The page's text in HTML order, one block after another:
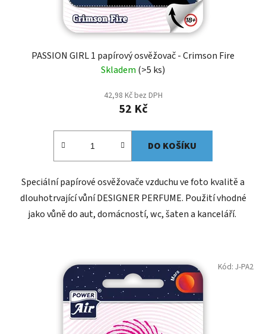
PASSION GIRL 1 papírový osvěžovač - Crimson Fire
Skladem (>5 ks)
42,98 Kč bez DPH
52 Kč
DO KOŠÍKU
Speciální papírové osvěžovače vzduchu ve foto kvalitě a
dlouhotrvající vůní DESIGNER PERFUME. Použití vhodné
jako vůně do aut, domácností, wc, šaten a kanceláří.
Kód: J-PA2